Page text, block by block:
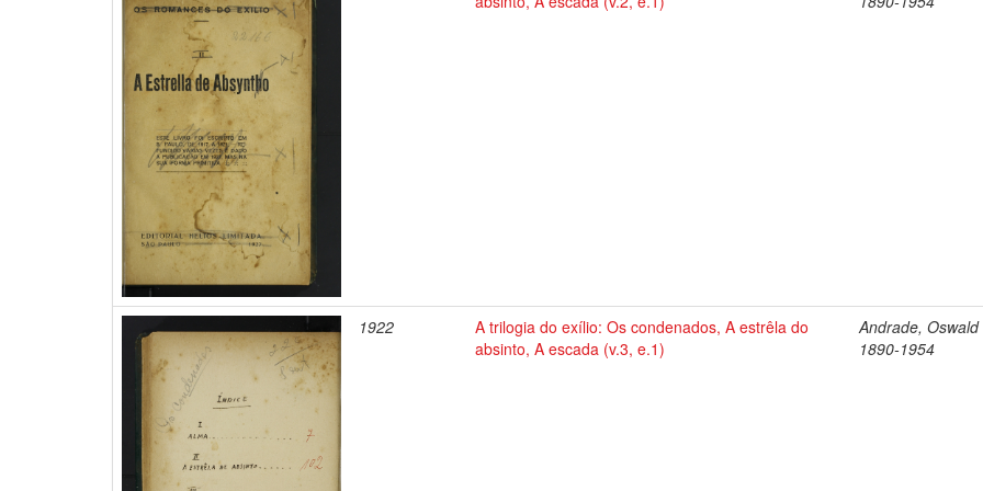
1922
A trilogia do exílio: Os condenados, A estrêla do
absinto, A escada (v.3, e.1)
Andrade,
1890-1954